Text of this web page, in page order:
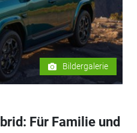
Bildergalerie
Für Familie und